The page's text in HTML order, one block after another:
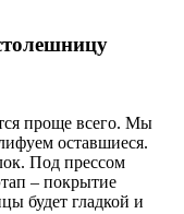
проще всего. Мы
оставшиеся.
Под прессом
– покрытие
будет гладкой и